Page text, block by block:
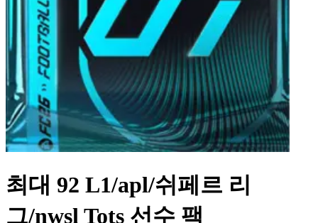
최대 92 L1/apl/쉬페르 리
그/nwsl Tots 선수 팩